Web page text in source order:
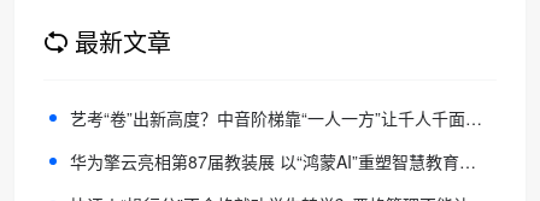
最新文章
艺考“卷”出新高度？中音阶梯靠“一人一方”让千人千面成为可能
华为擎云亮相第87届教装展 以“鸿蒙AI”重塑智慧教育全场景体验